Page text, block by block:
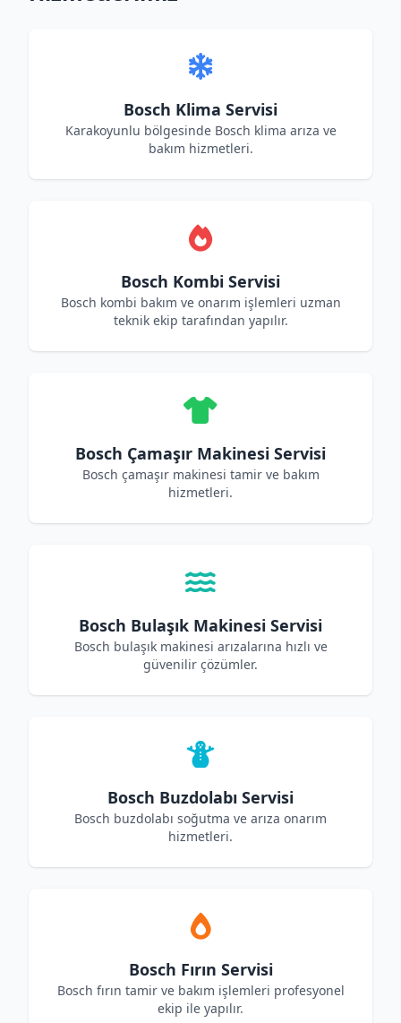
Bosch Klima Servisi
Karakoyunlu bölgesinde Bosch klima arıza ve
bakım hizmetleri.
Bosch Kombi Servisi
Bosch kombi bakım ve onarım işlemleri uzman
teknik ekip tarafından yapılır.
Bosch Çamaşır Makinesi Servisi
Bosch çamaşır makinesi tamir ve bakım
hizmetleri.
Bosch Bulaşık Makinesi Servisi
Bosch bulaşık makinesi arızalarına hızlı ve
güvenilir çözümler.
Bosch Buzdolabı Servisi
Bosch buzdolabı soğutma ve arıza onarım
hizmetleri.
Bosch Fırın Servisi
Bosch fırın tamir ve bakım işlemleri profesyonel
ekip ile yapılır.